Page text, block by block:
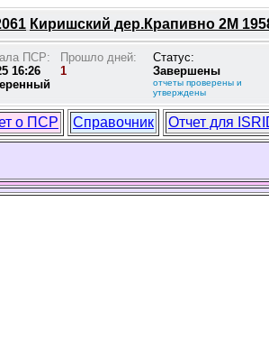
Киришский дер.Крапивно 2М
ПСР:
16:26
Прошло дней:
1
Статус:
Завершены
отчеты проверены и
утверждены
о ПСР Справочник Отчет для